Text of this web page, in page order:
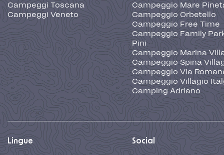
Campeggi Toscana
Campeggi Veneto
Campeggio Mare
Campeggio Orbetello
Campeggio Free Time
Campeggio Family
Pini
Campeggio Marina
Campeggio Spina
Campeggio Via
Campeggio Villagio
Camping Adriano
Lingue Social